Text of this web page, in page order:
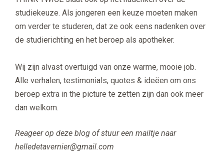
studiekeuze. Als jongeren een keuze moeten maken
om verder te studeren, dat ze ook eens nadenken over
de studierichting en het beroep als apotheker.
Wij zijn alvast overtuigd van onze warme, mooie job.
Alle verhalen, testimonials, quotes & ideëen om ons
beroep extra in the picture te zetten zijn dan ook meer
dan welkom.
Reageer op deze blog of stuur een mailtje naar
helledetavernier@gmail.com